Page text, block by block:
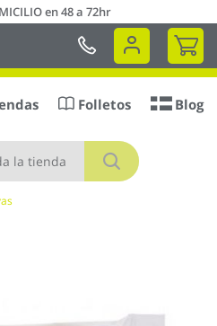
en 48 a 72hr
Mi
Buscar
Folletos Blog